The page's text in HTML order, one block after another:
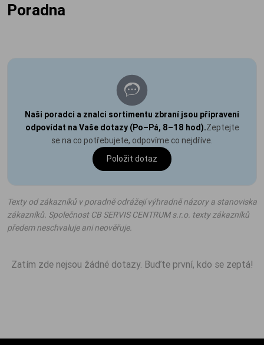
Poradna
Naši poradci a znalci sortimentu zbraní jsou připraveni
odpovídat na Vaše dotazy (Po–Pá, 8–18 hod).Zeptejte
se na co potřebujete, odpovíme co nejdříve.
Položit dotaz
Texty od zákazníků v poradně odrážejí výhradně názory a stanoviska
zákazníků. Společnost CB SERVIS CENTRUM s.r.o. texty zákazníků
předem neschvaluje ani neověřuje.
Zatím zde nejsou žádné dotazy. Buďte první, kdo se zeptá!